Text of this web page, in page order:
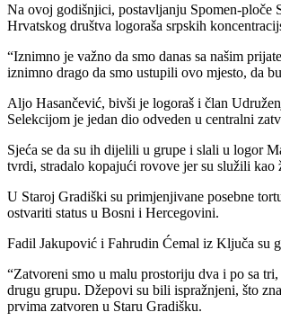
Na ovoj godišnjici, postavljanju Spomen-ploče
Hrvatskog društva logoraša srpskih
“Iznimno je važno da smo danas sa našim
iznimno drago da smo ustupili ovo mjesto, da
Aljo Hasančević, bivši je logoraš i član
Selekcijom je jedan dio odveden u centralni
Sjeća se da su ih dijelili u grupe i slali u logor
tvrdi, stradalo kopajući rovove jer su služili kao
U Staroj Gradiški su primjenjivane posebne
ostvariti status u Bosni i Hercegovini.
Fadil Jakupović i Fahrudin Ćemal iz Ključa su
“Zatvoreni smo u malu prostoriju dva i po sa
drugu grupu. Džepovi su bili ispražnjeni, što
prvima zatvoren u Staru Gradišku.